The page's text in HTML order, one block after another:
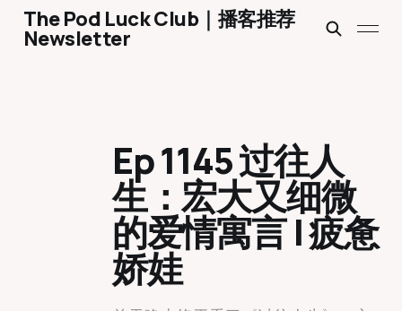
The Pod Luck Club｜播客推荐
Newsletter
Ep 1145 过往人
生：宏大又细微
的爱情寓言 | 疲惫
娇娃